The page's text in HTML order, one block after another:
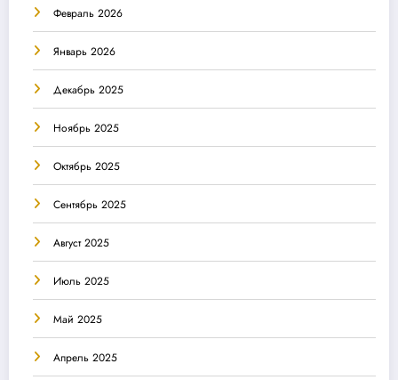
Февраль 2026
Январь 2026
Декабрь 2025
Ноябрь 2025
Октябрь 2025
Сентябрь 2025
Август 2025
Июль 2025
Май 2025
Апрель 2025